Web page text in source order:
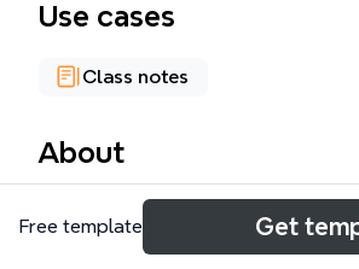
Use cases
Class notes
About
고조선 단락구조화 훈련(정승호) 마인
사상 최초의 국가인 고조선의 기틀과
Free template Get